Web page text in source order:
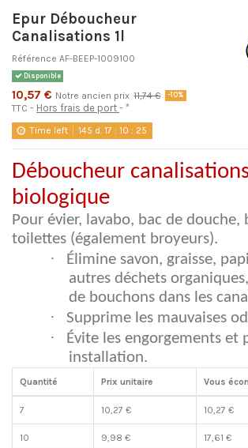
Epur Déboucheur
Canalisations 1l
Référence AF-BEEP-1009100
Disponible
10,57 € Notre ancien prix 11,74 € -10%
TTC Hors frais de port *
Time left 145 d. 17 : 10 : 24
Déboucheur
biologique
Pour évier, lavabo, bac de douche,
toilettes (également broyeurs).
·
Élimine savon, graisse,
autres déchets
de bouchons dans les
· Supprime les mauvaises
·
Évite les engorgements et
installation.
Quantité Prix unitaire Vous
7 10,27 € 10,27 €
10 9,98 € 17,61 €